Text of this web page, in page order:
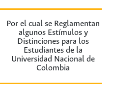
Por el cual se Reglamentan
algunos Estímulos y
Distinciones para los
Estudiantes de la
Universidad Nacional de
Colombia